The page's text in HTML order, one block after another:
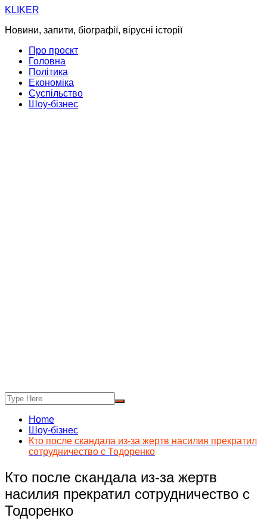
Skip
content
KLIKER
Новини, запити, біографії, вірусні історії
Про проєкт
Головна
Політика
Економіка
Суспільство
Шоу-бізнес
Home
Шоу-бізнес
Кто после скандала из-за жертв насилия прекратил
сотрудничество с Тодоренко
Кто после скандала из-за жертв
насилия прекратил сотрудничество с
Тодоренко